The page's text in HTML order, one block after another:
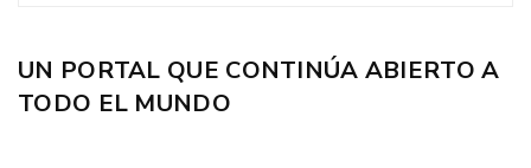
UN PORTAL QUE CONTINÚA ABIERTO A
TODO EL MUNDO